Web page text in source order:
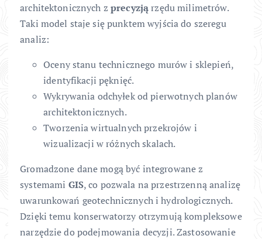
architektonicznych zprecyzjąrzędu milimetrów.
Taki model staje się punktem wyjścia do szeregu
analiz:
Oceny stanu technicznego murów i sklepień,
identyfikacji pęknięć.
Wykrywania odchyłek od pierwotnych planów
architektonicznych.
Tworzenia wirtualnych przekrojów i
wizualizacji w różnych skalach.
Gromadzone dane mogą być integrowane z
systemami GIS, co pozwala na przestrzenną analizę
uwarunkowań geotechnicznych i hydrologicznych.
Dzięki temu konserwatorzy otrzymują kompleksowe
narzędzie do podejmowania decyzji. Zastosowanie